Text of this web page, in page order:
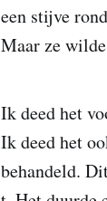
een stijve
Maar ze
Ik deed het
Ik deed het
behandeld.